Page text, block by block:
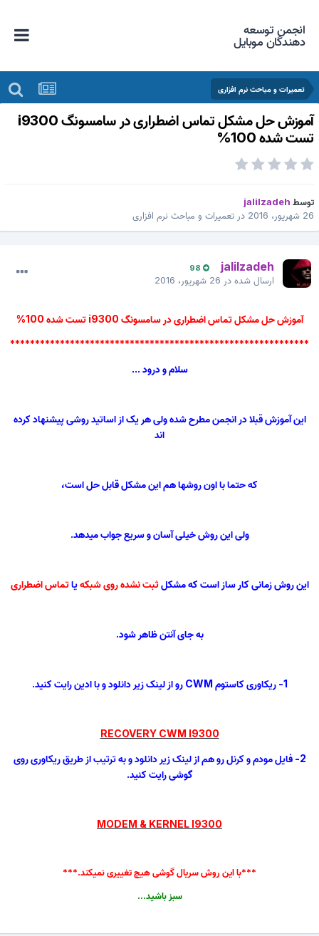
انجمن توسعه
دهندگان موبایل
تعمیرات و مباحث نرم افزاری
آموزش حل مشکل تماس اضطراری در سامسونگ i9300
شده 100%
jalilzadeh
2016
درتعمیرات و مباحث نرم افزاری
jalilzadeh
98
ارسال شده در26 شهریور، 2016
آموزش حل مشکل تماس اضطراری در سامسونگ i9300 تست شده 100%
************************************************************
سلام و درود ...
این آموزش قبلا در انجمن مطرح شده ولی هر یک از اساتید روشی پیشنهاد کرده
اند
که حتما با اون روشها هم این مشکل قابل حل است،
ولی این روش خیلی آسان و سریع جواب میدهد.
این روش زمانی کار ساز است که مشکل ثبت نشده روی شبکهیاتماس اضطراری
به جای آنتن ظاهر شود.
RECOVERY CWM I9300
2- فایل مودم و کرنل رو هم از لینک زیر دانلود و به ترتیب از طریق ریکاوری روی
گوشی رایت کنید.
MODEM & KERNEL I9300
***با این روش سریال گوشی هیچ تغییری نمیکند.***
سبز باشید...